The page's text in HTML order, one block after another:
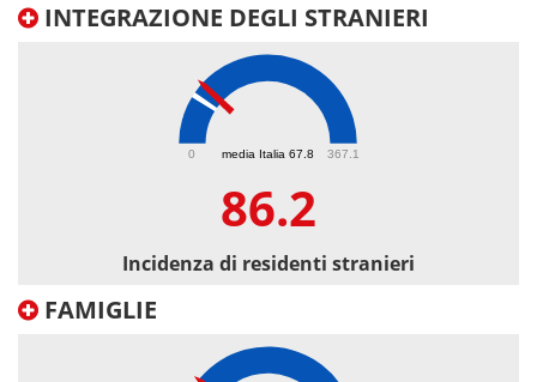
INTEGRAZIONE DEGLI STRANIERI
media Italia 67.8
0 367.1
86.2
Incidenza di residenti stranieri
FAMIGLIE